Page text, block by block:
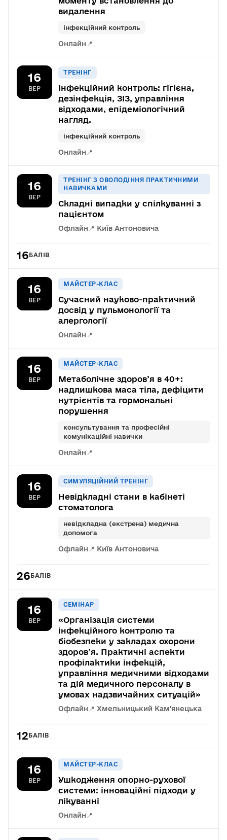
видалення
інфекційний контроль
Онлайн 📍
16
ВЕР
ТРЕНІНГ
Інфекційний контроль: гігієна,
дезінфекція, ЗІЗ, управління
відходами, епідеміологічний
нагляд.
інфекційний контроль
Онлайн 📍
16
ВЕР
ТРЕНІНГ З ОВОЛОДІННЯ ПРАКТИЧНИМИ
НАВИЧКАМИ
Складні випадки у спілкуванні з
пацієнтом
Офлайн 📍 Київ Антоновича
16БАЛІВ
16
ВЕР
МАЙСТЕР-КЛАС
Сучасний науково-практичний
досвід у пульмонології та
алергології
Онлайн 📍
16
ВЕР
МАЙСТЕР-КЛАС
Метаболічне здоров’я в 40+:
надлишкова маса тіла, дефіцити
нутрієнтів та гормональні
порушення
консультування та професійні
комунікаційні навички
Онлайн 📍
16
ВЕР
СИМУЛЯЦІЙНИЙ ТРЕНІНГ
Невідкладні стани в кабінеті
стоматолога
невідкладна (екстрена) медична
допомога
Офлайн 📍 Київ Антоновича
26БАЛІВ
16
ВЕР
СЕМІНАР
«Організація системи
інфекційного контролю та
біобезпеки у закладах охорони
здоров’я. Практичні аспекти
профілактики інфекцій,
управління медичними відходами
та дій медичного персоналу в
умовах надзвичайних ситуацій»
Офлайн 📍 Хмельницький Кам'янецька
12БАЛІВ
16
ВЕР
МАЙСТЕР-КЛАС
Ушкодження опорно-рухової
системи: інноваційні підходи у
лікуванні
Онлайн 📍